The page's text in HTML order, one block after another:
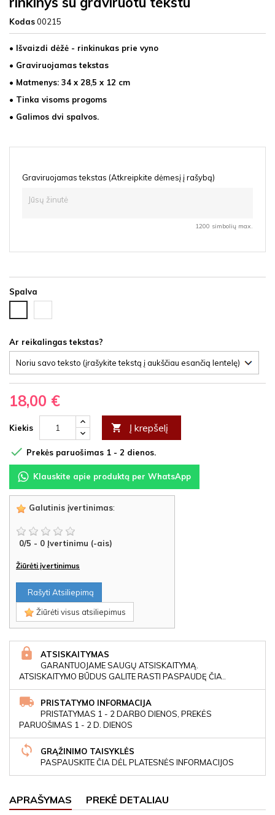
Kodas00215
• Išvaizdi dėžė - rinkinukas prie vyno
• Graviruojamas tekstas
• Matmenys: 34 x 28,5 x 12 cm
• Tinka visoms progoms
• Galimos dvi spalvos.
Graviruojamas tekstas (Atkreipkite dėmesį į rašybą)
1200 simbolių max.
Spalva
latte
HDF
Ar reikalingas tekstas?
18,00 €
Kiekis  Į krepšelį
 Prekės paruošimas 1 - 2 dienos.
Klauskite apie produktą per WhatsApp
Galutinis įvertinimas:
0/5 - 0 Įvertinimu (-ais)
Žiūrėti įvertinimus
Rašyti Atsiliepimą
Žiūrėti visus atsiliepimus
ATSISKAITYMAS
GARANTUOJAME SAUGŲ ATSISKAITYMĄ.
ATSISKAITYMO BŪDUS GALITE RASTI PASPAUDĘ ČIA..
PRISTATYMO INFORMACIJA
PRISTATYMAS 1 - 2 DARBO DIENOS, PREKĖS
PARUOŠIMAS 1 - 2 D. DIENOS
GRĄŽINIMO TAISYKLĖS
PASPAUSKITE ČIA DĖL PLATESNĖS INFORMACIJOS
APRAŠYMAS PREKĖ DETALIAU